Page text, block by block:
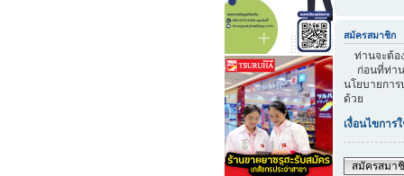
สมัครสมาชิก
ท่านจะต้อ
ก่อนที่ท่าน
นโยบายกา
ด้วย
เงื่อนไขการ
สมัครสมา